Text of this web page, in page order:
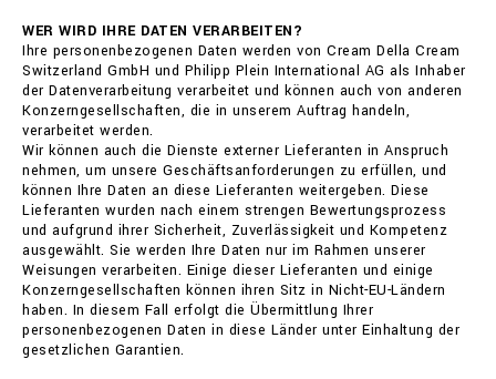
WER WIRD IHRE DATEN VERARBEITEN?
Ihre personenbezogenen Daten werden von Cream Della Cream
Switzerland GmbH und Philipp Plein International AG als Inhaber
der Datenverarbeitung verarbeitet und können auch von anderen
Konzerngesellschaften, die in unserem Auftrag handeln,
verarbeitet werden.
Wir können auch die Dienste externer Lieferanten in Anspruch
nehmen, um unsere Geschäftsanforderungen zu erfüllen, und
können Ihre Daten an diese Lieferanten weitergeben. Diese
Lieferanten wurden nach einem strengen Bewertungsprozess
und aufgrund ihrer Sicherheit, Zuverlässigkeit und Kompetenz
ausgewählt. Sie werden Ihre Daten nur im Rahmen unserer
Weisungen verarbeiten. Einige dieser Lieferanten und einige
Konzerngesellschaften können ihren Sitz in Nicht-EU-Ländern
haben. In diesem Fall erfolgt die Übermittlung Ihrer
personenbezogenen Daten in diese Länder unter Einhaltung der
gesetzlichen Garantien.